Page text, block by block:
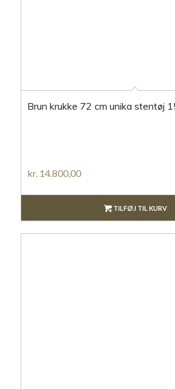
Brun krukke 72 cm unika stentøj
kr. 14.800,00
TILFØJ TIL KURV